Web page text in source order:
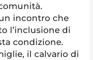
incontro che
l’inclusione di
condizione.
il calvario di